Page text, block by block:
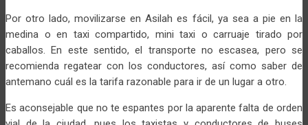
Por otro lado, movilizarse en Asilah es fácil, ya sea a pie en la
medina o en taxi compartido, mini taxi o carruaje tirado por
caballos. En este sentido, el transporte no escasea, pero se
recomienda regatear con los conductores, así como saber de
antemano cuál es la tarifa razonable para ir de un lugar a otro.
Es aconsejable que no te espantes por la aparente falta de orden